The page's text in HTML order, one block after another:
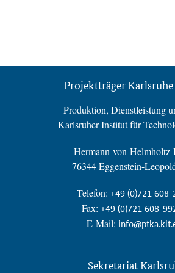
Projektträger Karlsruhe
Produktion, Dienstleistung
Karlsruher Institut für
Hermann-von-Helmholtz-
76344 Eggenstein-
Telefon: +49 (0)721 608-
Fax: +49 (0)721 608-
E-Mail:
Sekretariat